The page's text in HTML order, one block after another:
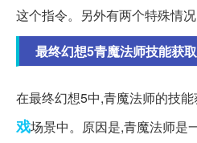
这个指令。另外有两个特殊情况
最终幻想5青魔法师技能获
在最终幻想5中,青魔法师的技
戏场景中。原因是,青魔法师是